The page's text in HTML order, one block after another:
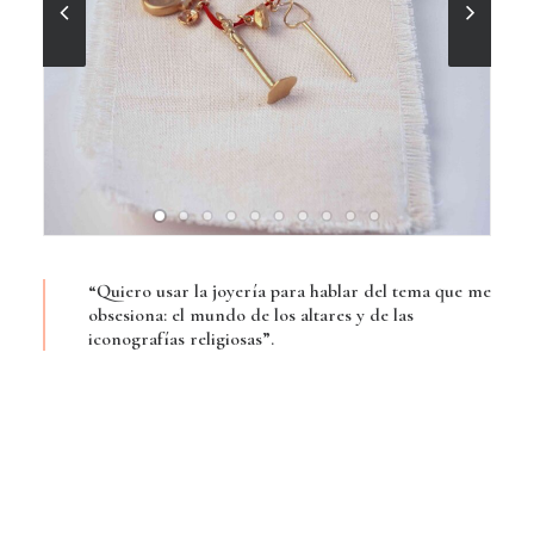
“Quiero usar la joyería para hablar del tema que me
obsesiona: el mundo de los altares y de las
iconografías religiosas”.